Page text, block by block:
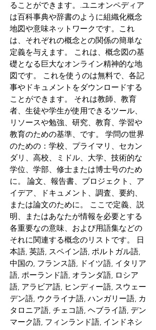
ることができます。.ユニオンペディア
は百科事典や辞書のように組織化概念
地図や意味ネットワークです。これ
は、それぞれの概念との関係の簡単な
定義を与えます。 これは、概念図の基
礎となる巨大なオンライン精神的な地
図です。 これを使うのは無料で、各記
事やドキュメントをダウンロードする
ことができます。 それは教師、教育
者、生徒や学生が使用できるツール、
リソースや勉強、研究、教育、学習や
教育のための基準、です。 学問の世界
のための：学校、プライマリ、セカン
ダリ、高校、ミドル、大学、技術的な
学位、学部、修士または博士号のため
に。 論文、報告書、プロジェクト、ア
イデア、ドキュメント、調査、要約、
または論文のために。 ここで定義、説
明、またはあなたが情報を必要とする
各重要なの意味、および用語集などの
それに関連する概念のリストです。 日
本語, 英語, スペイン語, ポルトガル語,
中国の, フランス語, ドイツ語, イタリア
語, ポーランド語, オランダ語, ロシア
語, アラビア語, ヒンディー語, スウェー
デン語, ウクライナ語, ハンガリー語, カ
タロニア語, チェコ語, ヘブライ語, デン
マーク語, フィンランド語, インドネシ